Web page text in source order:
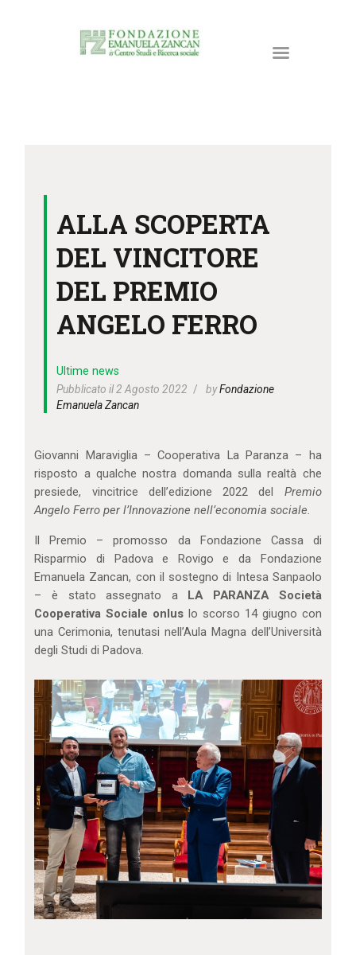
ATTIVITÀ E PROGETTI
RISORSE
NEWS
DONA ORA
IL MIO ACCOUNT
CARRELLO
ALLA SCOPERTA
DEL VINCITORE
DEL PREMIO
ANGELO FERRO
Ultime news
Pubblicato il 2 Agosto 2022
byFondazione
Emanuela Zancan
Giovanni Maraviglia – Cooperativa La Paranza – ha
risposto a qualche nostra domanda sulla realtà che
presiede, vincitrice dell’edizione 2022 del Premio
Angelo Ferro per l’Innovazione nell’economia sociale.
Il Premio – promosso da Fondazione Cassa di
Risparmio di Padova e Rovigo e da Fondazione
Emanuela Zancan, con il sostegno di Intesa Sanpaolo
– è stato assegnato a LA PARANZA Società
Cooperativa Sociale onlus lo scorso 14 giugno con
una Cerimonia, tenutasi nell’Aula Magna dell’Università
degli Studi di Padova.